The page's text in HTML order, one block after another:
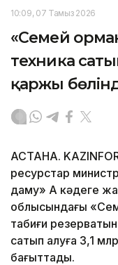
10:09, 07 Тамыз 2026
«Семей
техника
қаржы
АСТАНА.
ресурстар
даму» АҚ кәдеге
облысындағы
табиғи
сатып алуға 3,1
бағыттады.